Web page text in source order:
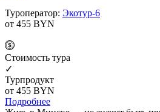
Туроператор: Экотур-6
от 455 BYN
Cтоимость тура
✓
Турпродукт
от 455 BYN
Подробнее